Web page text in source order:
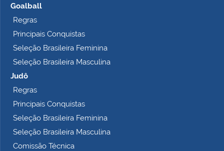
Goalball
Regras
Principais Conquistas
Seleção Brasileira Feminina
Seleção Brasileira Masculina
Judô
Regras
Principais Conquistas
Seleção Brasileira Feminina
Seleção Brasileira Masculina
Comissão Técnica